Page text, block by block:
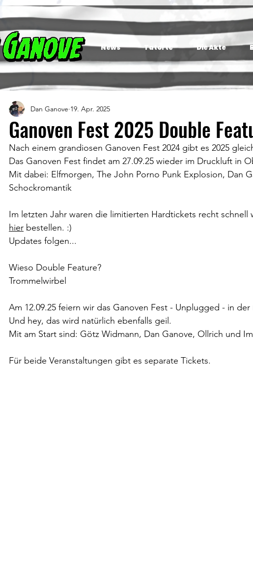
News Tatorte Die Akte
Ganoven Fest 2025 Double
Dan Ganove 19. Apr. 2025
Nach einem grandiosen Ganoven Fest 2024 gibt es 2025
Das Ganoven Fest findet am 27.09.25 wieder im Druckluft in
Mit dabei: Elfmorgen, The John Porno Punk Explosion, Dan
Schockromantik
Im letzten Jahr waren die limitierten Hardtickets recht schnell
hier bestellen. :)
Updates folgen...
Wieso Double Feature?
Trommelwirbel
Am 12.09.25 feiern wir das Ganoven Fest - Unplugged - in
Und hey, das wird natürlich ebenfalls geil.
Mit am Start sind: Götz Widmann, Dan Ganove, Ollrich und Im
Für beide Veranstaltungen gibt es separate Tickets.